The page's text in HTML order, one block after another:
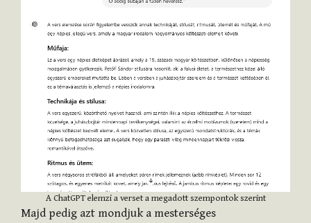
A ChatGPT elemzi a verset a megadott szempontok szerint
Majd pedig azt mondjuk a mesterséges